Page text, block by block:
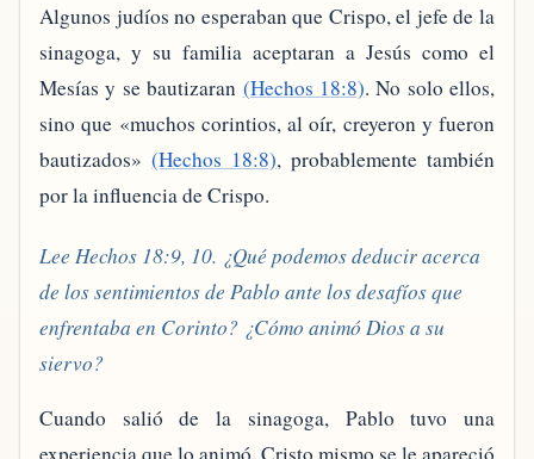
Algunos judíos no esperaban que Crispo, el jefe de la
sinagoga, y su familia aceptaran a Jesús como el
Mesías y se bautizaran (Hechos 18:8). No solo ellos,
sino que «muchos corintios, al oír, creyeron y fueron
bautizados» (Hechos 18:8), probablemente también
por la influencia de Crispo.
Lee Hechos 18:9, 10. ¿Qué podemos deducir acerca
de los sentimientos de Pablo ante los desafíos que
enfrentaba en Corinto? ¿Cómo animó Dios a su
siervo?
Cuando salió de la sinagoga, Pablo tuvo una